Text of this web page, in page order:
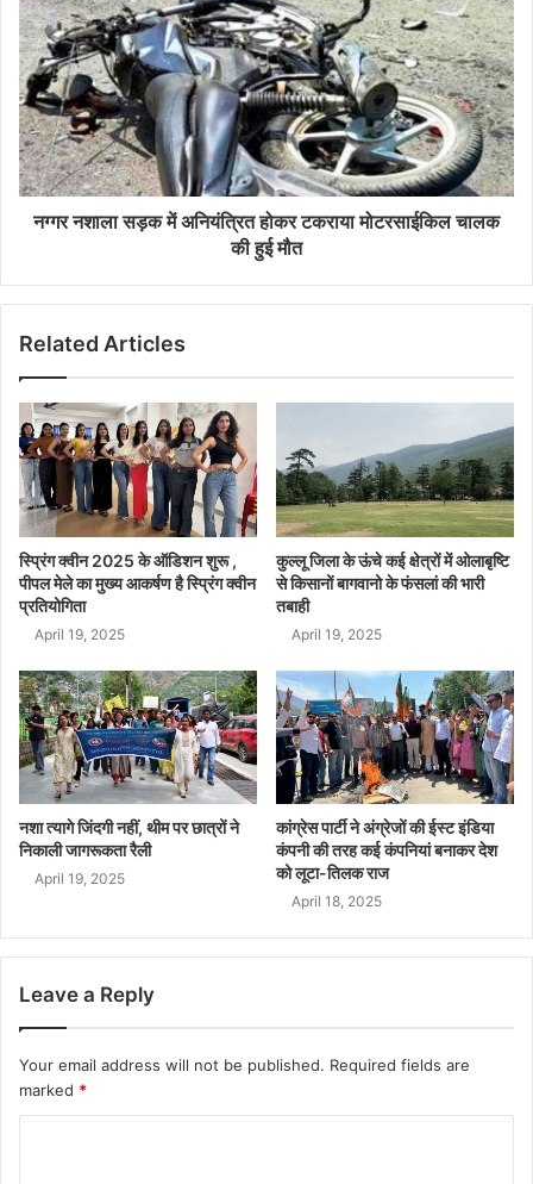
नग्गर नशाला सड़क में अनियंत्रित होकर टकराया मोटरसाईकिल चालक
की हुई मौत
Related Articles
स्प्रिंग क्वीन 2025 के ऑडिशन शुरू ,
पीपल मेले का मुख्य आकर्षण है स्प्रिंग क्वीन
प्रतियोगिता
April 19, 2025
कुल्लू जिला के ऊंचे कई क्षेत्रों में ओलाबृष्टि
से किसानों बागवानो के फंसलां की भारी
तबाही
April 19, 2025
नशा त्यागे जिंदगी नहीं, थीम पर छात्रों ने
निकाली जागरूकता रैली
April 19, 2025
कांग्रेस पार्टी ने अंग्रेजों की ईस्ट इंडिया
कंपनी की तरह कई कंपनियां बनाकर देश
को लूटा-तिलक राज
April 18, 2025
Leave a Reply
Your email address will not be published. Required fields are
marked *